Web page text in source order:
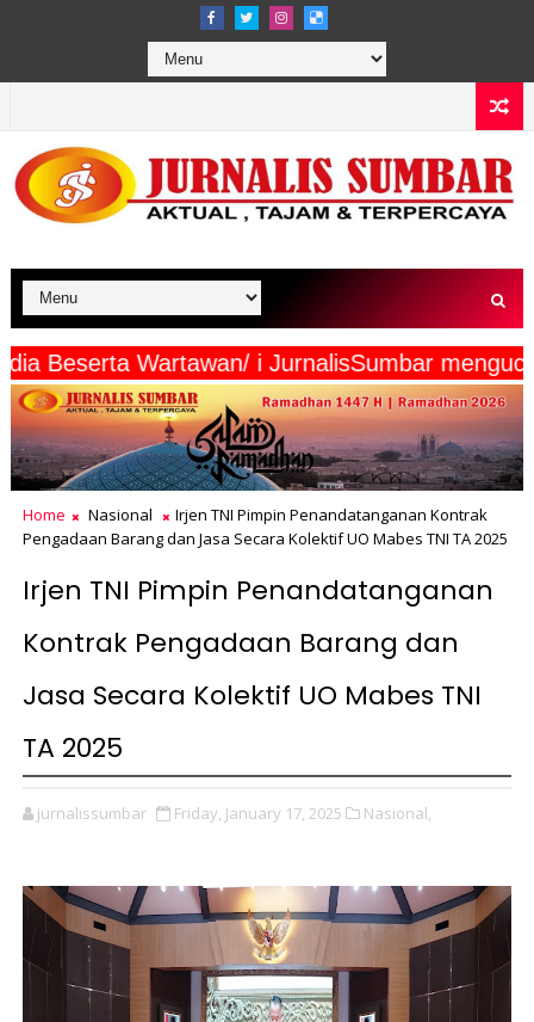
Media Beserta Wartawan/ i JurnalisSumbar
Home Nasional
Irjen TNI Pimpin Penandatanganan Kontrak
Pengadaan Barang dan Jasa Secara Kolektif UO Mabes TNI TA 2025
Irjen TNI Pimpin Penandatanganan
Kontrak Pengadaan Barang dan
Jasa Secara Kolektif UO Mabes TNI
TA 2025
jurnalissumbar Friday, January 17, 2025 Nasional,